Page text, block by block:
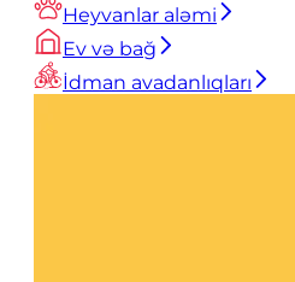
Heyvanlar aləmi
Ev və bağ
İdman avadanlıqları